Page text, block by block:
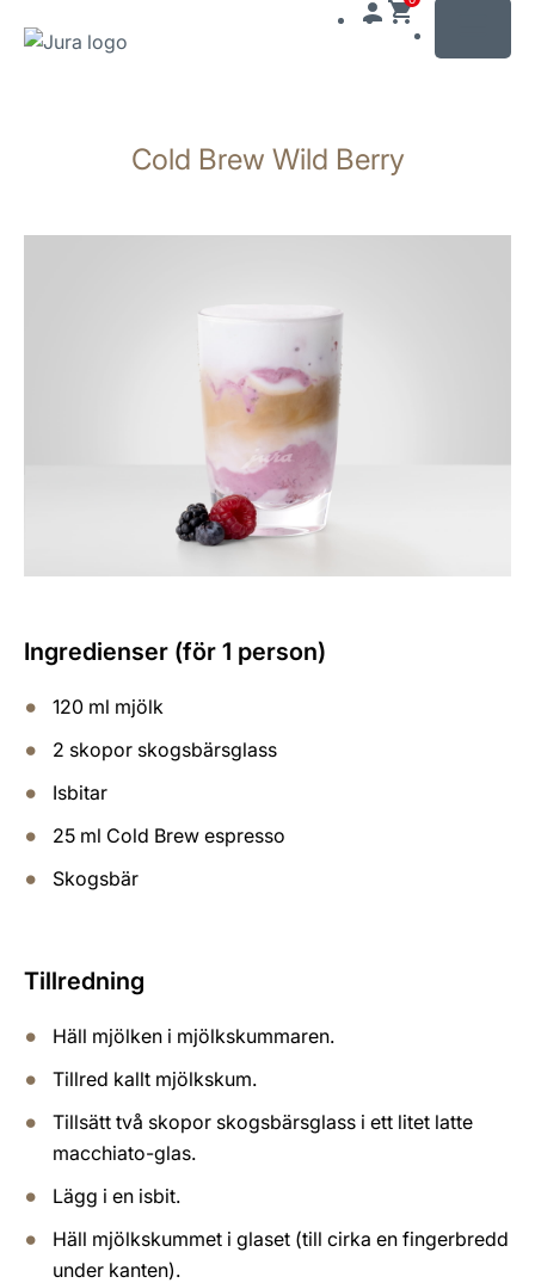
sökning
Cold Brew Wild Berry
Ingredienser (för 1 person)
120 ml mjölk
2 skopor skogsbärsglass
Isbitar
25 ml Cold Brew espresso
Skogsbär
Tillredning
Häll mjölken i mjölkskummaren.
Tillred kallt mjölkskum.
Tillsätt två skopor skogsbärsglass i ett litet latte
macchiato-glas.
Lägg i en isbit.
Häll mjölkskummet i glaset (till cirka en fingerbredd
under kanten).